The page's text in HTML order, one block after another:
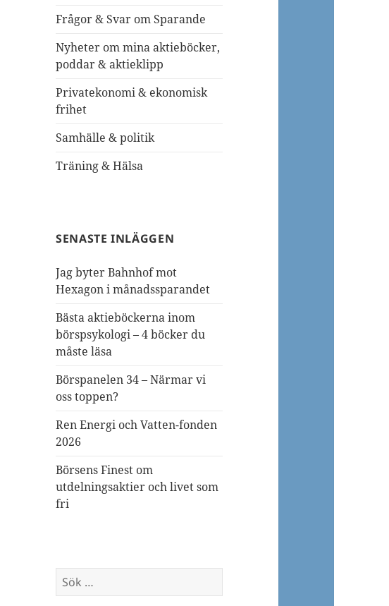
Frågor & Svar om Sparande
Nyheter om mina aktieböcker,
poddar & aktieklipp
Privatekonomi & ekonomisk
frihet
Samhälle & politik
Träning & Hälsa
SENASTE INLÄGGEN
Jag byter Bahnhof mot
Hexagon i månadssparandet
Bästa aktieböckerna inom
börspsykologi – 4 böcker du
måste läsa
Börspanelen 34 – Närmar vi
oss toppen?
Ren Energi och Vatten-fonden
2026
Börsens Finest om
utdelningsaktier och livet som
fri
Sök
efter: